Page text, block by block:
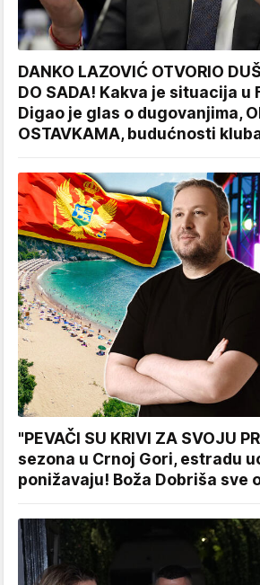
DANKO LAZOVIĆ OTVORIO
DO SADA! Kakva je situacija u
Digao je glas o dugovanjima,
OSTAVKAMA, budućnosti
"PEVAČI SU KRIVI ZA SVOJU
sezona u Crnoj Gori, estradu
ponižavaju! Boža Dobriša sve